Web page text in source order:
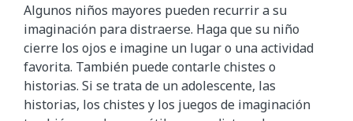
Algunos niños mayores pueden recurrir a su
imaginación para distraerse. Haga que su niño
cierre los ojos e imagine un lugar o una actividad
favorita. También puede contarle chistes o
historias. Si se trata de un adolescente, las
historias, los chistes y los juegos de imaginación